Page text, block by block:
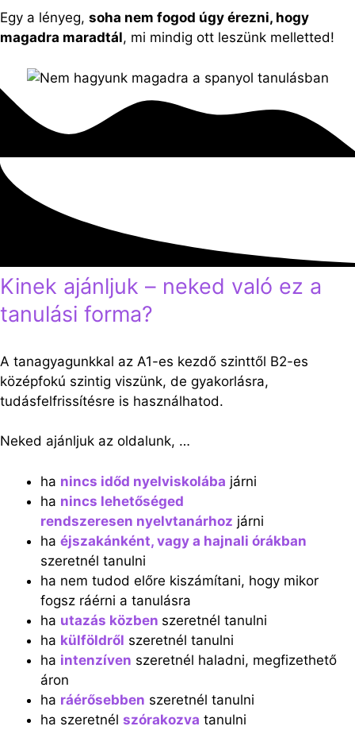
Egy a lényeg, soha nem fogod úgy érezni, hogy
magadra maradtál, mi mindig ott leszünk melletted!
Kinek ajánljuk – neked való ez a
tanulási forma?
A tanagyagunkkal az A1-es kezdő szinttől B2-es
középfokú szintig viszünk, de gyakorlásra,
tudásfelfrissítésre is használhatod.
Neked ajánljuk az oldalunk, …
ha nincs időd nyelviskolába járni
ha nincs lehetőséged
rendszeresen nyelvtanárhoz járni
ha éjszakánként, vagy a hajnali órákban
szeretnél tanulni
ha nem tudod előre kiszámítani, hogy mikor
fogsz ráérni a tanulásra
ha utazás közben szeretnél tanulni
ha külföldről szeretnél tanulni
ha intenzíven szeretnél haladni, megfizethető
áron
ha ráérősebben szeretnél tanulni
ha szeretnél szórakozva tanulni